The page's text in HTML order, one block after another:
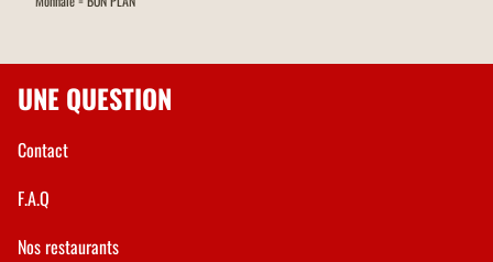
UNE QUESTION
Contact
F.A.Q
Nos restaurants